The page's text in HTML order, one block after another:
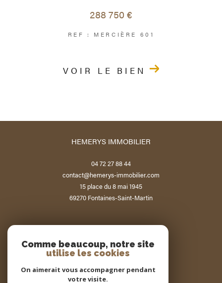
288 750 €
REF : MERCIÈRE 601
VOIR LE BIEN
HEMERYS IMMOBILIER
04 72 27 88 44
contact@hemerys-immobilier.com
15 place du 8 mai 1945
69270 Fontaines-Saint-Martin
Comme beaucoup, notre site
utilise les cookies
On aimerait vous accompagner pendant
votre visite.